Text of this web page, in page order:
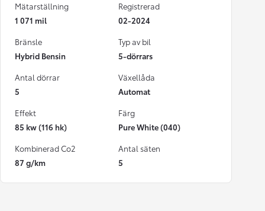
Mätarställning
1 071 mil
Registrerad
02-2024
Bränsle
Hybrid Bensin
Typ av bil
5-dörrars
Antal dörrar
5
Växellåda
Automat
Effekt
85 kw (116 hk)
Färg
Pure White (040)
Kombinerad Co2
87 g/km
Antal säten
5